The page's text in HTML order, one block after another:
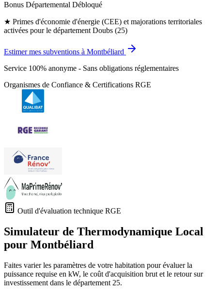
Bonus Départemental Débloqué
★ Primes d'économie d'énergie (CEE) et majorations territoriales
activées pour le département Doubs (25)
Estimer mes subventions à Montbéliard
Service 100% anonyme - Sans obligations réglementaires
Organismes de Confiance & Certifications RGE
Outil d'évaluation technique RGE
Simulateur de Thermodynamique Local
pour Montbéliard
Faites varier les paramètres de votre habitation pour évaluer la
puissance requise en kW, le coût d'acquisition brut et le retour sur
investissement dans le département 25.